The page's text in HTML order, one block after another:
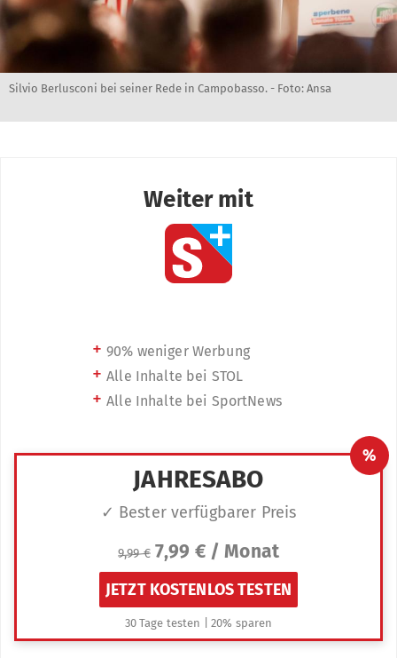
Silvio Berlusconi bei seiner Rede in Campobasso. - Foto: Ansa